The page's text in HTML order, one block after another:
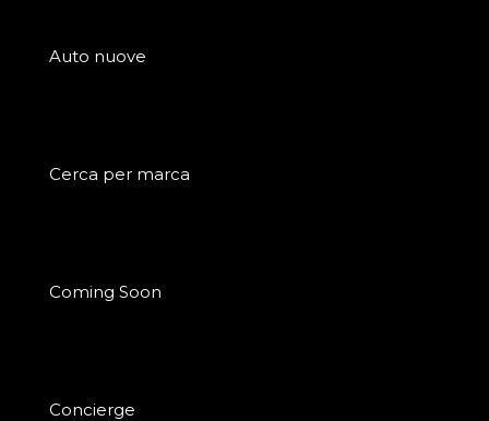
Auto nuove
Cerca per marca
Coming Soon
Concierge